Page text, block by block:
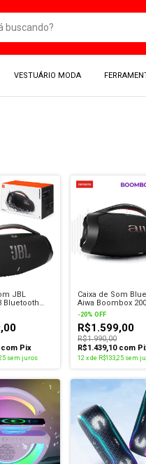
VESTUÁRIO MODA
JBL
Bluetooth
180W à
com Pix
sem juros
Caixa de Som
Aiwa Boombox
IP66 Preto Grave
Bateria Longa BS-
-20% OFF
R$1.599,00
R$1.990,00
R$1.439,10 com
12 x de R$133,25 sem